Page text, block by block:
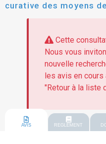
curative des moyens
Cette
Nous vous
nouvelle
les avis en
"Retour à la liste
AVIS REGLEMENT